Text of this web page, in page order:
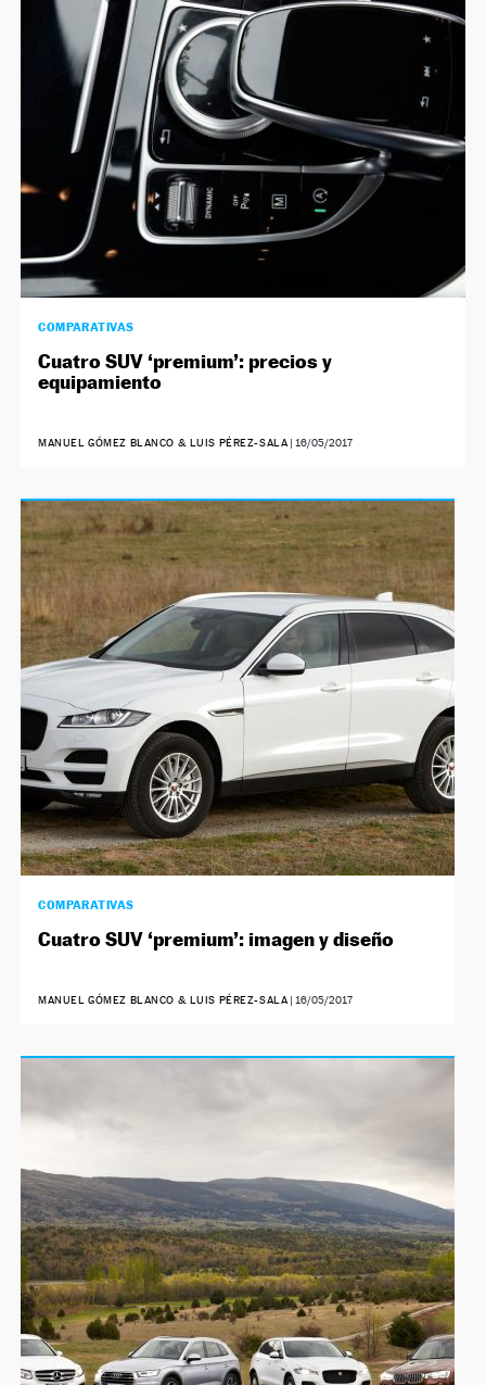
COMPARATIVAS
Cuatro SUV ‘premium’: precios y
equipamiento
MANUEL GÓMEZ BLANCO & LUIS PÉREZ-SALA | 16/05/2017
COMPARATIVAS
Cuatro SUV ‘premium’: imagen y diseño
MANUEL GÓMEZ BLANCO & LUIS PÉREZ-SALA | 16/05/2017